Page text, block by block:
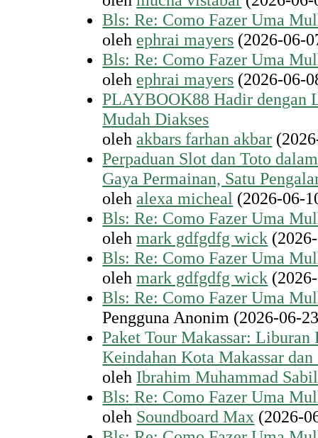
Bls: Re: Como Fazer Uma
oleh ephrai mayers (2026-06-
Bls: Re: Como Fazer Uma
oleh ephrai mayers (2026-06-
PLAYBOOK88 Hadir dengan
Mudah Diakses
oleh akbars farhan akbar
Perpaduan Slot dan Toto
Gaya Permainan, Satu
oleh alexa micheal (2026-06-
Bls: Re: Como Fazer Uma
olehmark gdfgdfg wick
Bls: Re: Como Fazer Uma
olehmark gdfgdfg wick
Bls: Re: Como Fazer Uma
Pengguna Anonim (2026-06-
Paket Tour Makassar:
Keindahan Kota Makassar
oleh Ibrahim Muhammad
Bls: Re: Como Fazer Uma
oleh Soundboard Max (2026-